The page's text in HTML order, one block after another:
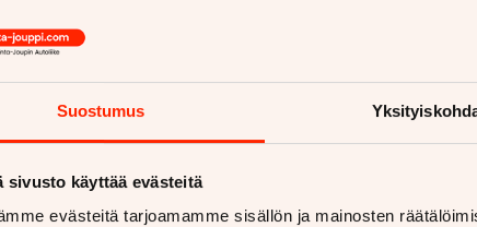
Suostumus
sivusto käyttää evästeitä
evästeitä tarjoamamme sisällön ja mainosten